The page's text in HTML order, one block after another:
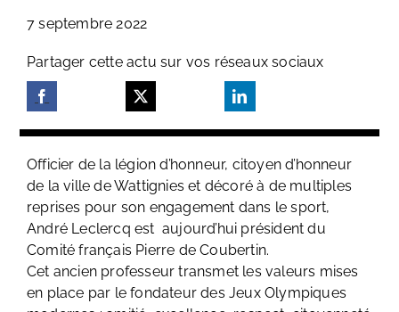
Adhérer & faire un don
Search
for:
7 septembre 2022
Partager cette actu sur vos réseaux sociaux
Officier de la légion d’honneur, citoyen d’honneur
de la ville de Wattignies et décoré à de multiples
reprises pour son engagement dans le sport,
André Leclercq est aujourd’hui président du
Comité français Pierre de Coubertin.
Cet ancien professeur transmet les valeurs mises
en place par le fondateur des Jeux Olympiques